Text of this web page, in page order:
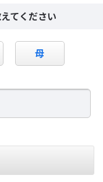
てください
母